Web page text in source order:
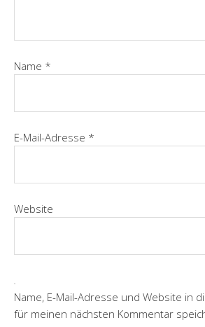
Name *
E-Mail-Adresse *
Website
Name, E-Mail-Adresse und Website in
für meinen nächsten Kommentar